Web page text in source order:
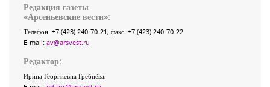
Редакция газеты
«Арсеньевские вести»:
Телефон: +7 (423) 240-70-21, факс: +7 (423) 240-70-22
E-mail: av@arsvest.ru
Редактор:
Ирина Георгиевна Гребнёва,